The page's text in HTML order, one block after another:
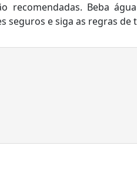
recomendadas. Beba
seguros e siga as regras de